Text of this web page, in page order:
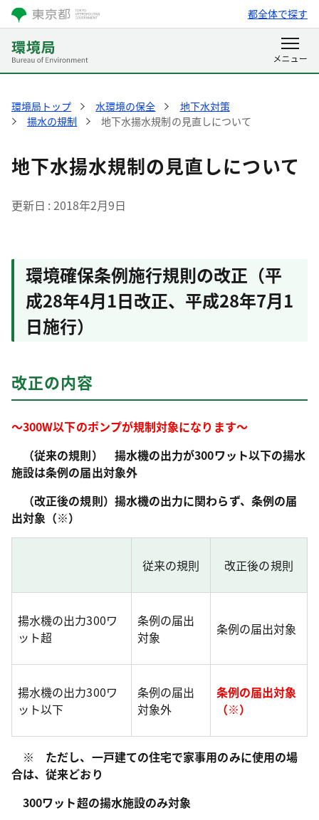
都全体で探す
環境局トップ 水環境の保全
地下水対策
揚水の規制
地下水揚水規制の見直しについて
地下水揚水規制の見直しについて
更新日 2018年2月9日
環境確保条例施行規則の改正（平
成28年4月1日改正、平成28年7月1
日施行）
改正の内容
～300W以下のポンプが規制対象になります～
（従来の規則） 揚水機の出力が300ワット以下の揚水
施設は条例の届出対象外
（改正後の規則）揚水機の出力に関わらず、条例の届
出対象（※）
従来の規則 改正後の規則
揚水機の出力300ワ
ット超
条例の届出
対象
条例の届出対象
揚水機の出力300ワ
ット以下
条例の届出
対象外
条例の届出対象
（※）
※ ただし、一戸建ての住宅で家事用のみに使用の場
合は、従来どおり
300ワット超の揚水施設のみ対象